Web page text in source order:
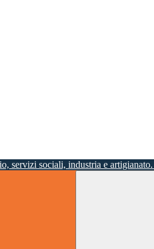
servizi sociali, industria e artigianato.